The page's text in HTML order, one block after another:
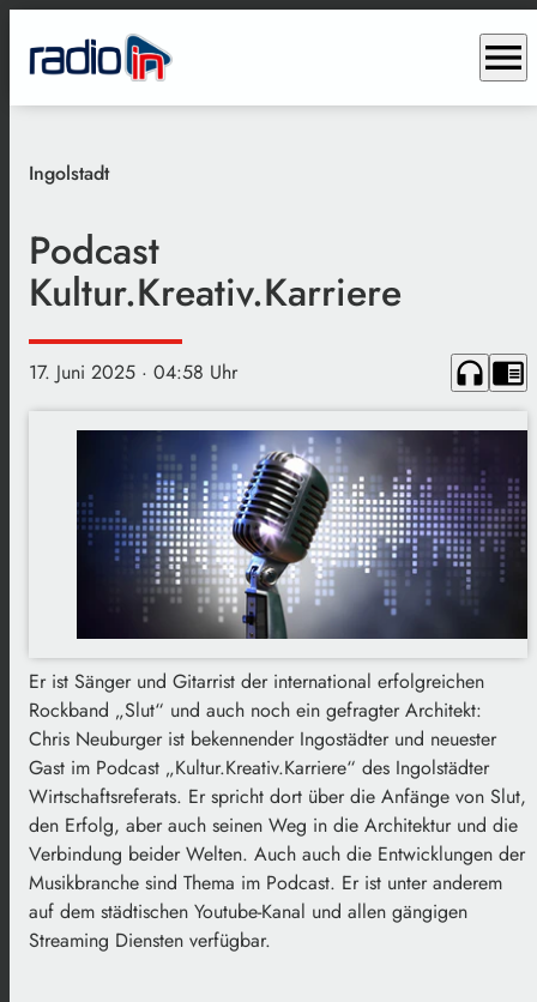
menu
Ingolstadt
Podcast
Kultur.Kreativ.Karriere
17. Juni 2025 · 04:58 Uhr headphones chrome_reader_mode
Er ist Sänger und Gitarrist der international erfolgreichen
Rockband „Slut“ und auch noch ein gefragter Architekt:
Chris Neuburger ist bekennender Ingostädter und neuester
Gast im Podcast „Kultur.Kreativ.Karriere“ des Ingolstädter
Wirtschaftsreferats. Er spricht dort über die Anfänge von Slut,
den Erfolg, aber auch seinen Weg in die Architektur und die
Verbindung beider Welten. Auch auch die Entwicklungen der
Musikbranche sind Thema im Podcast. Er ist unter anderem
auf dem städtischen Youtube-Kanal und allen gängigen
Streaming Diensten verfügbar.